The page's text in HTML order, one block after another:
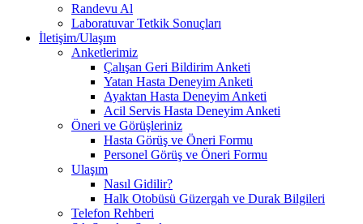
Randevu Al
Laboratuvar Tetkik Sonuçları
İletişim/Ulaşım
Anketlerimiz
Çalışan Geri Bildirim Anketi
Yatan Hasta Deneyim Anketi
Ayaktan Hasta Deneyim Anketi
Acil Servis Hasta Deneyim Anketi
Öneri ve Görüşleriniz
Hasta Görüş ve Öneri Formu
Personel Görüş ve Öneri Formu
Ulaşım
Nasıl Gidilir?
Halk Otobüsü Güzergah ve Durak Bilgileri
Telefon Rehberi